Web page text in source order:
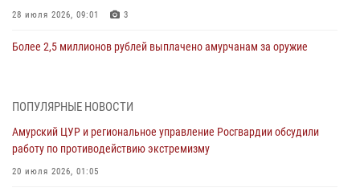
28 июля 2026, 09:01 3
Более 2,5 миллионов рублей выплачено амурчанам за оружие
Росгвардии Амурской области в период с 20 по 26 июля 2026 года
27 июля 2026, 06:28
ПОПУЛЯРНЫЕ НОВОСТИ
Амурский ЦУР и региональное управление Росгвардии обсудили
работу по противодействию экстремизму
20 июля 2026, 01:05